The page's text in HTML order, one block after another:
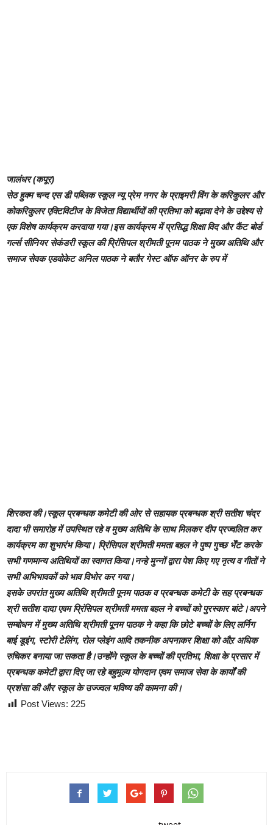
जालंधर (कपूर)
सेठ हुक्म चन्द एस डी पब्लिक स्कूल न्यू प्रेम नगर के प्राइमरी विंग के करिकुलर और
कोकरिकुलर एक्टिविटीज के विजेता विद्यार्थीयों की प्रतिभा को बढ़ावा देने के उद्देश्य से
एक विशेष कार्यक्रम करवाया गया।इस कार्यक्रम में प्रसिद्ध शिक्षा विद और कैंट बोर्ड
गर्ल्स सीनियर सेकंडरी स्कूल की प्रिंसिपल श्रीमती पूनम पाठक ने मुख्य अतिथि और
समाज सेवक एडवोकेट अनिल पाठक ने बतौर गेस्ट ऑफ ऑनर के रुप में
शिरकत की।स्कूल प्रबन्धक कमेटी की ओर से सहायक प्रबन्धक श्री सतीश चंद्र
दादा भी समारोह में उपस्थित रहे व मुख्य अतिथि के साथ मिलकर दीप प्रज्वलित कर
कार्यक्रम का शुभारंभ किया। प्रिंसिपल श्रीमती ममता बहल ने पुष्प गुच्छ भेँट करके
सभी गणमान्य अतिथियों का स्वागत किया।नन्हे मुन्नों द्वारा पेश किए गए नृत्य व गीतों ने
सभी अभिभावकों को भाव विभोर कर गया।
इसके उपरांत मुख्य अतिथि श्रीमती पूनम पाठक व प्रबन्धक कमेटी के सह प्रबन्धक
श्री सतीश दादा एवम प्रिंसिपल श्रीमती ममता बहल ने बच्चों को पुरस्कार बांटे।अपने
सम्बोधन में मुख्य अतिथि श्रीमती पूनम पाठक ने कहा कि छोटे बच्चों के लिए लर्निग
बाई डूइंग, स्टोरी टेलिंग, रोल प्लेइंग आदि तकनीक अपनाकर शिक्षा को औऱ अधिक
रुचिकर बनाया जा सकता है।उन्होंने स्कूल के बच्चों की प्रतिभा, शिक्षा के प्रसार में
प्रबन्धक कमेटी द्वारा दिए जा रहे बहुमूल्य योगदान एवम समाज सेवा के कार्यों की
प्रशंसा की और स्कूल के उज्ज्वल भविष्य की कामना की।
Post Views: 225